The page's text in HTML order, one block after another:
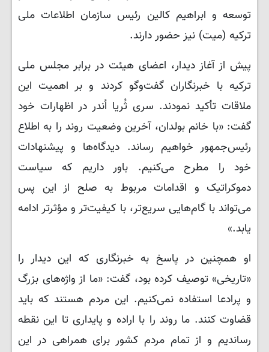
توسعه و ابراهیم کالین رئیس سازمان اطلاعات ملی
ترکیه (میت) نیز حضور دارند.
پیش از آغاز دیدار، اعضای هیئت در برابر مجلس ملی
ترکیه با خبرنگاران گفت‌وگو کردند و بر اهمیت این
ملاقات تأکید نمودند. سری ثُریا اُندر در اظهارات خود
گفت: «با خانم بولدان، آخرین وضعیت روند را به اطلاع
رئیس‌جمهور خواهیم رساند. دیدگاه‌ها و پیشنهادات
خود را مطرح می‌کنیم. باور داریم که سیاست
دموکراتیک و اقدامات مربوط به صلح از این پس
می‌تواند با گام‌هایی سریع‌تر، با کیفیت‌تر و مؤثرتر ادامه
یابد.»
او همچنین در پاسخ به خبرنگاری که این دیدار را
«تاریخی» توصیف کرده بود، گفت: «ما از واژه‌های بزرگ
و پرادعا استفاده نمی‌کنیم. این مردم هستند که باید
قضاوت کنند. ما روند را با اراده و پایداری تا این نقطه
رساندیم و از تمام مردم کشور برای همراهی در این